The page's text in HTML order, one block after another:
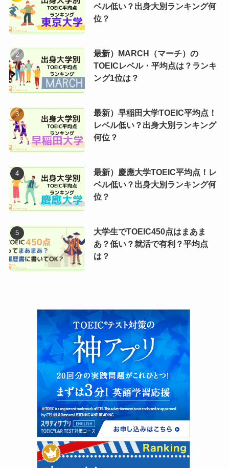
ベル低い？出身大別ランキング何
位？
最新）MARCH（マーチ）の
TOEICレベル・平均点は？ランキ
ング1位は？
最新）早稲田大学TOEIC平均点！
レベル低い？出身大別ランキング
何位？
最新）慶應大学TOEIC平均点！レ
ベル低い？出身大別ランキング何
位？
大学生でTOEIC450点はまあま
あ？低い？就活で有利？平均点
は？